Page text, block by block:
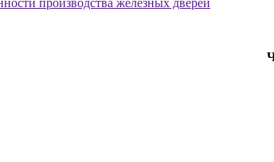
производства железных дверей